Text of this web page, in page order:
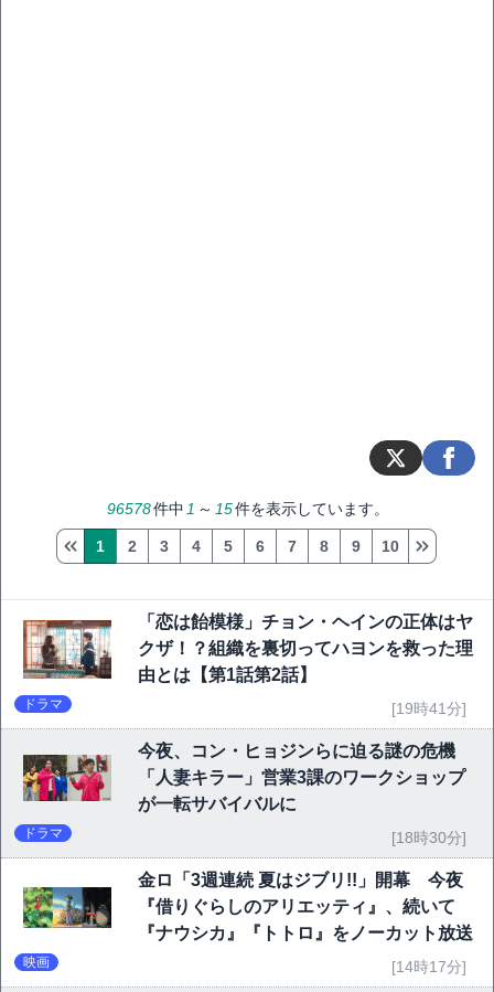
96578件中 1 ～ 15件を表示しています。
1 2 3 4 5 6 7 8 9 10
「恋は飴模様」チョン・ヘインの正体はヤ
クザ！？組織を裏切ってハヨンを救った理
由とは【第1話第2話】
ドラマ [19時41分]
今夜、コン・ヒョジンらに迫る謎の危機
「人妻キラー」営業3課のワークショップ
が一転サバイバルに
ドラマ [18時30分]
金ロ「3週連続 夏はジブリ!!」開幕 今夜
『借りぐらしのアリエッティ』、続いて
『ナウシカ』『トトロ』をノーカット放送
映画 [14時17分]